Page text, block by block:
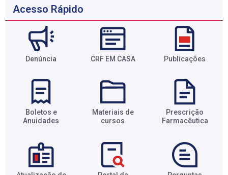
Acesso Rápido
Denúncia CRF EM CASA Publicações
Boletos e
Anuidades​
Materiais de
cursos​
Prescrição
Farmacêutica​